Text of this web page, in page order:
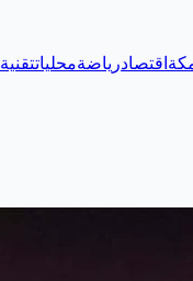
اقتصادرياضةمحلياتتقنية